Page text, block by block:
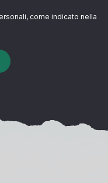
come indicato nella